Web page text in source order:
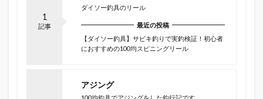
1
記事
ダイソー釣具のリール
最近の投稿
【ダイソー釣具】サビキ釣りで実釣検証！初心者
におすすめの100均スピニングリール
アジング